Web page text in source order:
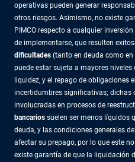
operativas pueden generar
otros riesgos. Asimismo, no existe
PIMCO respecto a cualquier
de implementarse, que resulten
dificultades (tanto en deuda como
puede estar sujeta a mayores
liquidez, y el repago de obligaciones
incertidumbres significativas; dichas
involucradas en procesos de
bancarios suelen ser menos líquidos
deuda, y las condiciones generales
afectar su prepago, por lo que este
existe garantía de que la liquidación